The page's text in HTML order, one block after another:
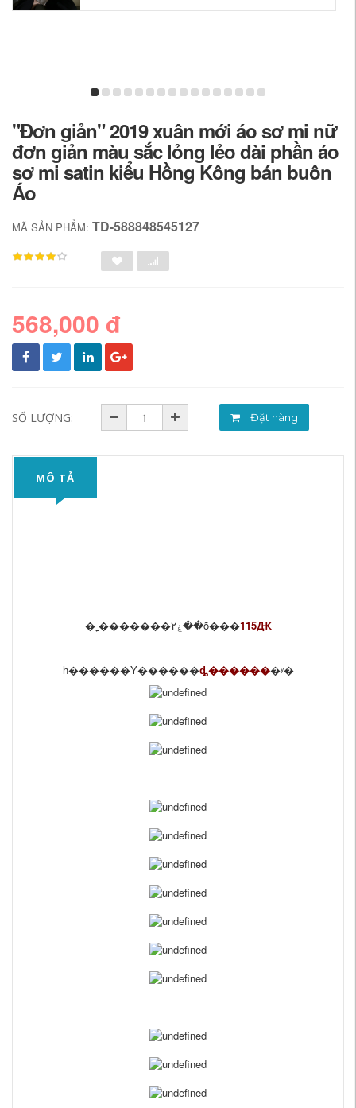
"Đơn giản" 2019 xuân mới áo sơ mi nữ
đơn giản màu sắc lỏng lẻo dài phần áo
sơ mi satin kiểu Hồng Kông bán buôn
Áo
MÃ SẢN PHẨM: TD-588848545127
568,000 đ
SỐ LƯỢNG: Đặt hàng
MÔ TẢ
�˿�������ۼ۲��õ���115Ԫ
һ������Υ������ȡ�������ʸ�